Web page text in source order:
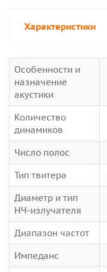
Характеристики
Особенности и
назначение
акустики
Количество
динамиков
Число полос
Тип твитера
Диаметр и тип
НЧ-излучателя
Диапазон частот
Импеданс